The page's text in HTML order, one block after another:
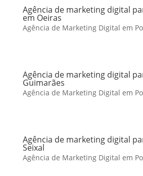
Agência de marketing digital
em Oeiras
Agência de Marketing Digital em
Agência de marketing digital
Guimarães
Agência de Marketing Digital em
Agência de marketing digital
Seixal
Agência de Marketing Digital em